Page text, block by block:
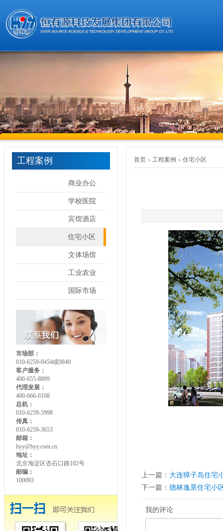
工程案例
商业办公
学校医院
宾馆酒店
住宅小区
文体场馆
工业农业
国际市场
市场部：
010-6259-0454或9840
客户服务：
400-655-8899
代理发展：
400-666-6168
总机：
010-6259-5998
传真：
010-6259-3653
邮箱：
hyy@hyy.com.cn
地址：
北京海淀区杏石口路102号
邮编：
100093
首页 工程案例 住宅小区
上一篇： 大连獐子岛住宅
下一篇： 德林逸景住宅小
我的评论